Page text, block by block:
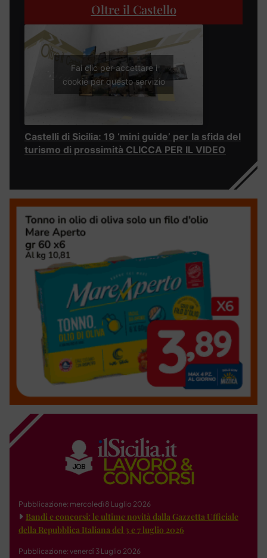
Oltre il Castello
Fai clic per accettare i
cookie per questo servizio
Castelli di Sicilia: 19 ‘mini guide’ per la sfida del
turismo di prossimità CLICCA PER IL VIDEO
Pubblicazione: mercoledì 8 Luglio 2026
Bandi e concorsi: le ultime novità dalla Gazzetta Ufficiale
della Repubblica Italiana del 3 e 7 luglio 2026
Pubblicazione: venerdì 3 Luglio 2026